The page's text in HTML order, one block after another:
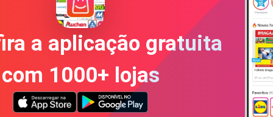
a aplicação gratuita
com 1000+ lojas